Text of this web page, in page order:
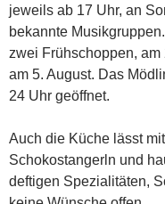
jeweils ab 17 Uhr, an
bekannte
zwei Frühschoppen,
am 5. August. Das
24 Uhr geöffnet.
Auch die Küche lässt
Schokostangerln und
deftigen Spezialitäten,